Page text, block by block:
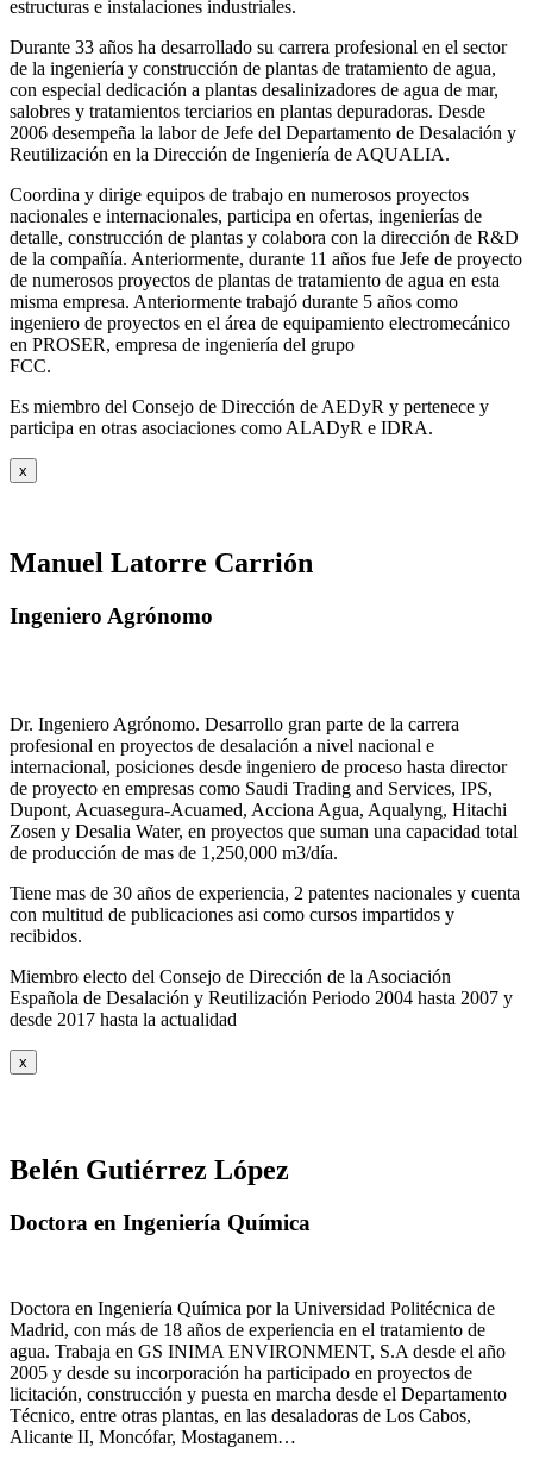
estructuras e instalaciones industriales.
Durante 33 años ha desarrollado su carrera profesional en el sector
de la ingeniería y construcción de plantas de tratamiento de agua,
con especial dedicación a plantas desalinizadores de agua de mar,
salobres y tratamientos terciarios en plantas depuradoras. Desde
2006 desempeña la labor de Jefe del Departamento de Desalación y
Reutilización en la Dirección de Ingeniería de AQUALIA.
Coordina y dirige equipos de trabajo en numerosos proyectos
nacionales e internacionales, participa en ofertas, ingenierías de
detalle, construcción de plantas y colabora con la dirección de R&D
de la compañía. Anteriormente, durante 11 años fue Jefe de proyecto
de numerosos proyectos de plantas de tratamiento de agua en esta
misma empresa. Anteriormente trabajó durante 5 años como
ingeniero de proyectos en el área de equipamiento electromecánico
en PROSER, empresa de ingeniería del grupo
FCC.
Es miembro del Consejo de Dirección de AEDyR y pertenece y
participa en otras asociaciones como ALADyR e IDRA.
x
Manuel Latorre Carrión
Ingeniero Agrónomo
Dr. Ingeniero Agrónomo. Desarrollo gran parte de la carrera
profesional en proyectos de desalación a nivel nacional e
internacional, posiciones desde ingeniero de proceso hasta director
de proyecto en empresas como Saudi Trading and Services, IPS,
Dupont, Acuasegura-Acuamed, Acciona Agua, Aqualyng, Hitachi
Zosen y Desalia Water, en proyectos que suman una capacidad total
de producción de mas de 1,250,000 m3/día.
Tiene mas de 30 años de experiencia, 2 patentes nacionales y cuenta
con multitud de publicaciones asi como cursos impartidos y
recibidos.
Miembro electo del Consejo de Dirección de la Asociación
Española de Desalación y Reutilización Periodo 2004 hasta 2007 y
desde 2017 hasta la actualidad
x
Belén Gutiérrez López
Doctora en Ingeniería Química
Doctora en Ingeniería Química por la Universidad Politécnica de
Madrid, con más de 18 años de experiencia en el tratamiento de
agua. Trabaja en GS INIMA ENVIRONMENT, S.A desde el año
2005 y desde su incorporación ha participado en proyectos de
licitación, construcción y puesta en marcha desde el Departamento
Técnico, entre otras plantas, en las desaladoras de Los Cabos,
Alicante II, Moncófar, Mostaganem…